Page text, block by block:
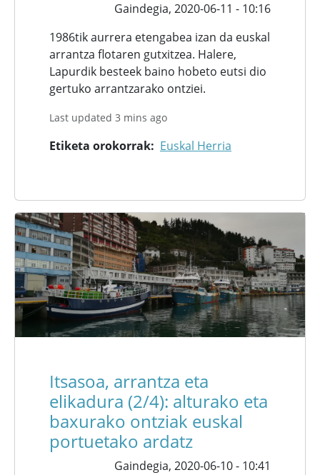
Gaindegia, 2020-06-11 - 10:16
1986tik aurrera etengabea izan da euskal
arrantza flotaren gutxitzea. Halere,
Lapurdik besteek baino hobeto eutsi dio
gertuko arrantzarako ontziei.
Last updated 3 mins ago
Etiketa orokorrak Euskal Herria
Itsasoa, arrantza eta
elikadura (2/4): alturako eta
baxurako ontziak euskal
portuetako ardatz
Gaindegia, 2020-06-10 - 10:41